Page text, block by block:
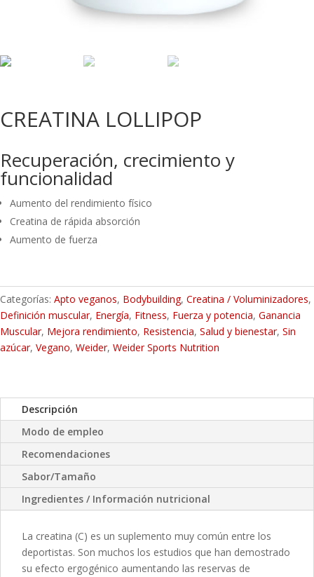
CREATINA LOLLIPOP
Recuperación, crecimiento y
funcionalidad
Aumento del rendimiento físico
Creatina de rápida absorción
Aumento de fuerza
Categorías: Apto veganos, Bodybuilding, Creatina / Voluminizadores,
Definición muscular, Energía, Fitness, Fuerza y potencia, Ganancia
Muscular, Mejora rendimiento, Resistencia, Salud y bienestar, Sin
azúcar, Vegano, Weider, Weider Sports Nutrition
Descripción
Modo de empleo
Recomendaciones
Sabor/Tamaño
Ingredientes / Información nutricional
La creatina (C) es un suplemento muy común entre los
deportistas. Son muchos los estudios que han demostrado
su efecto ergogénico aumentando las reservas de